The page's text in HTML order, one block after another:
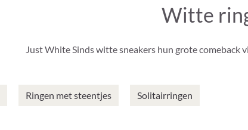
Witte
Just White Sinds witte sneakers hun grote comeback
Ringen met steentjes Solitairringen